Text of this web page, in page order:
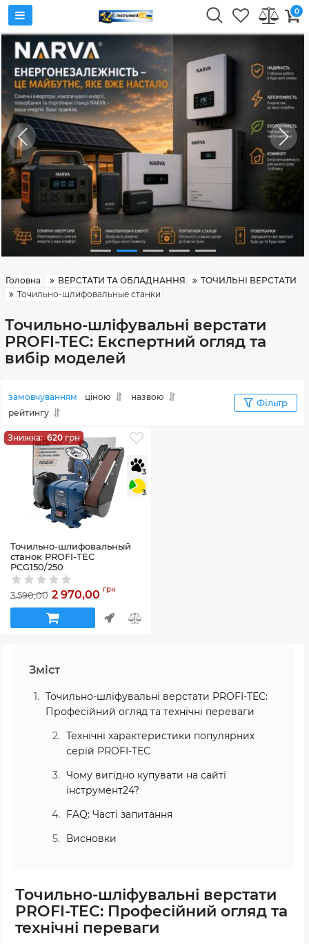
0
Головна ВЕРСТАТИ ТА ОБЛАДНАННЯ
ТОЧИЛЬНІ ВЕРСТАТИ
Точильно-шлифовальные станки
Точильно-шліфувальні верстати
PROFI-TEC: Експертний огляд та
вибір моделей
замовчуванням ціною
назвою
рейтингу
Фільтр
Знижка: 620 грн
3
3
Точильно-шлифовальный
станок PROFI-TEC
PCG150/250
Артикул:58_32899
3 590,00 2 970,00 грн
Зміст
Точильно-шліфувальні верстати PROFI-TEC:
Професійний огляд та технічні переваги
Технічні характеристики популярних
серій PROFI-TEC
Чому вигідно купувати на сайті
інструмент24?
FAQ: Часті запитання
Висновки
Точильно-шліфувальні верстати
PROFI-TEC: Професійний огляд та
технічні переваги